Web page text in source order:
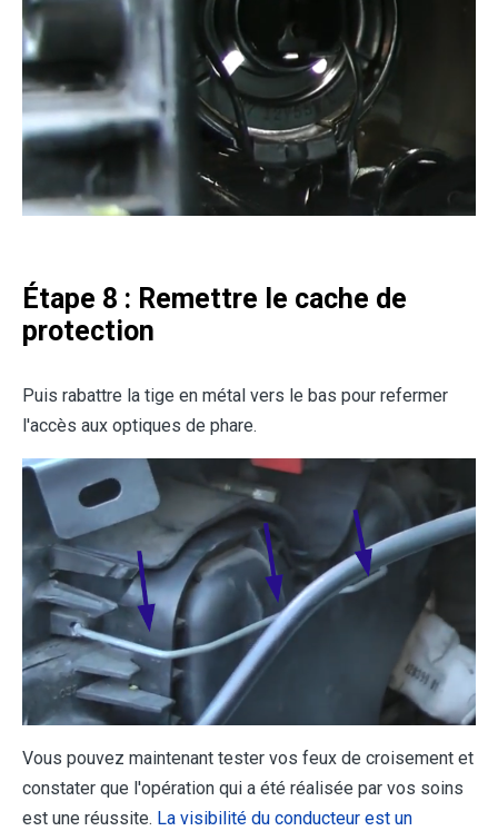
Étape 8 : Remettre le cache de
protection
Puis rabattre la tige en métal vers le bas pour refermer
l'accès aux optiques de phare.
Vous pouvez maintenant tester vos feux de croisement et
constater que l'opération qui a été réalisée par vos soins
est une réussite. La visibilité du conducteur est un